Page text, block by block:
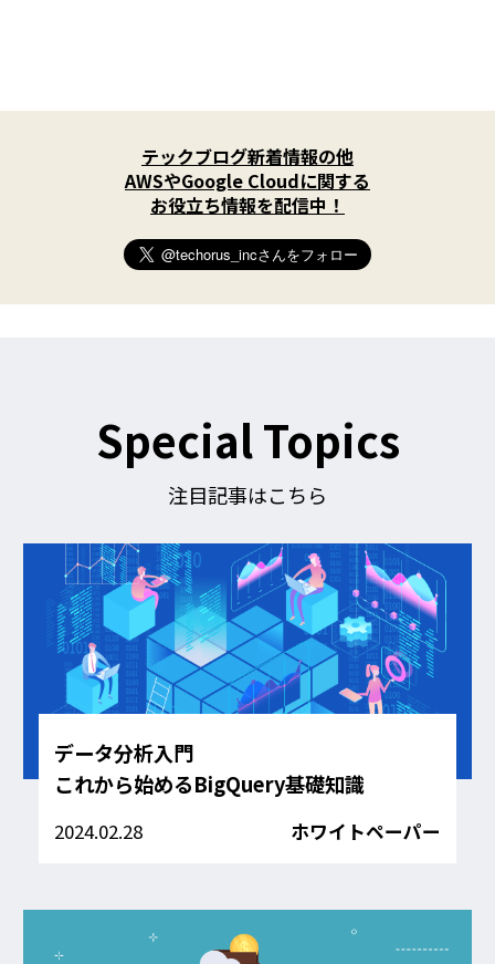
X
T
w
i
t
t
e
r
)
す
る
テックブログ新着情報の他
AWSやGoogle Cloudに関する
お役立ち情報を配信中！
Special Topics
注目記事はこちら
データ分析入門
これから始めるBigQuery基礎知識
2024.02.28 ホワイトペーパー